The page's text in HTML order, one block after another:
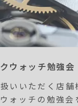
ウォッチ勉強会
いいただく店舗
ォッチの勉強会